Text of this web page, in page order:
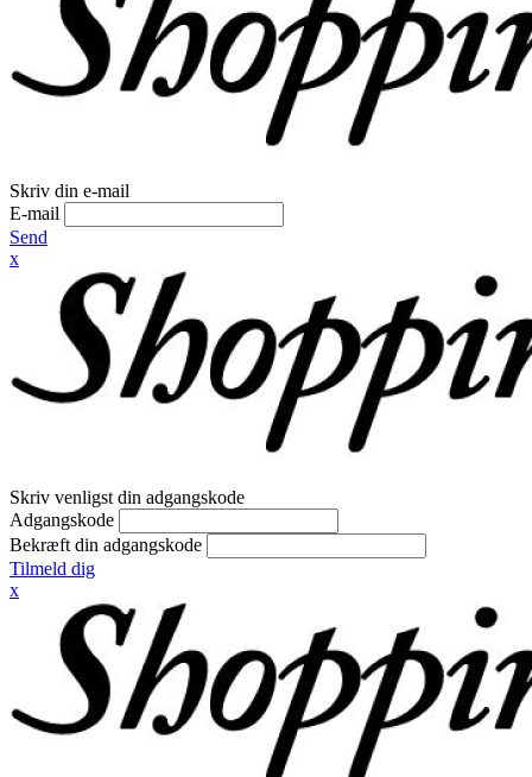
Skriv din e-mail
E-mail
Send
x
Skriv venligst din adgangskode
Adgangskode
Bekræft din adgangskode
Tilmeld dig
x